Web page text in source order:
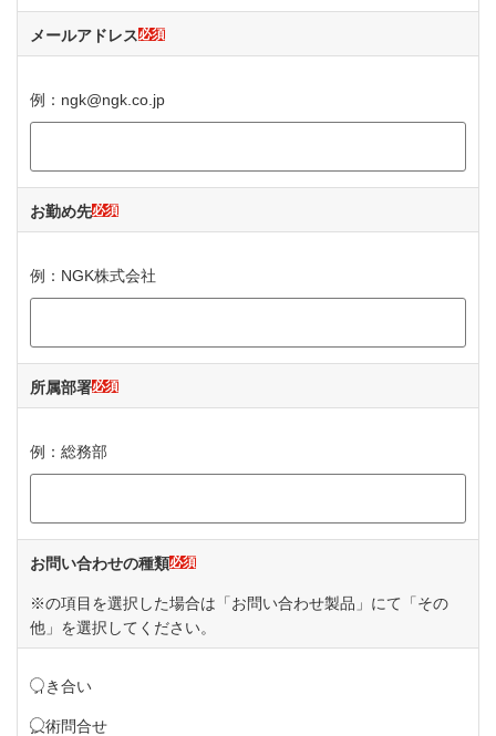
メールアドレス必須
例：ngk@ngk.co.jp
お勤め先必須
例：NGK株式会社
所属部署必須
例：総務部
お問い合わせの種類必須
※の項目を選択した場合は「お問い合わせ製品」にて「その
他」を選択してください。
お問い合わせの種類
引き合い
技術問合せ